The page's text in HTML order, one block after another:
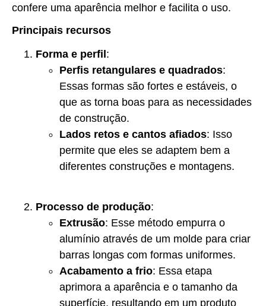
confere uma aparência melhor e facilita o uso.
Principais recursos
Forma e perfil :
Perfis retangulares e quadrados:
Essas formas são fortes e estáveis, o
que as torna boas para as necessidades
de construção.
Lados retos e cantos afiados: Isso
permite que eles se adaptem bem a
diferentes construções e montagens.
Processo de produção:
Extrusão: Esse método empurra o
alumínio através de um molde para criar
barras longas com formas uniformes.
Acabamento a frio: Essa etapa
aprimora a aparência e o tamanho da
superfície, resultando em um produto